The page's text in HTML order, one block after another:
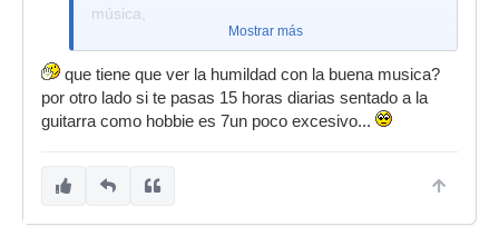
música,
Mostrar más
que tiene que ver la humildad con la buena musica?
por otro lado si te pasas 15 horas diarias sentado a la
guitarra como hobbie es 7un poco excesivo...